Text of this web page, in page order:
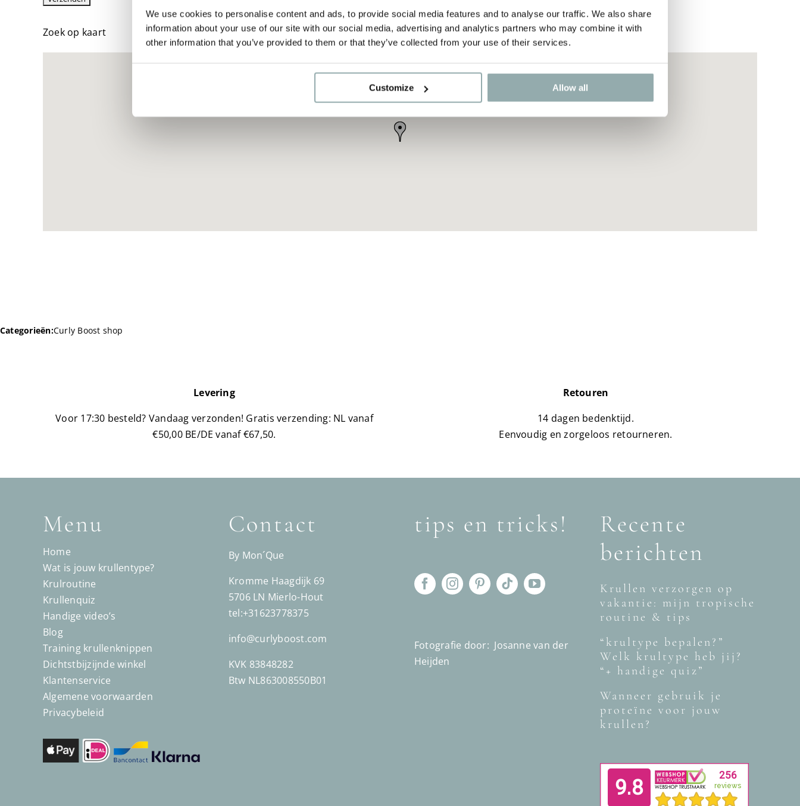
We use cookies to personalise content and ads, to provide social media features and to analyse our traffic. We also share
information about your use of our site with our social media, advertising and analytics partners who may combine it with
other information that you’ve provided to them or that they’ve collected from your use of their services.
Customize Allow all
Zoek op kaart
Categorieën:Curly Boost shop
Levering
Voor 17:30 besteld? Vandaag verzonden! Gratis verzending: NL vanaf
€50,00 BE/DE vanaf €67,50.
Retouren
14 dagen bedenktijd.
Eenvoudig en zorgeloos retourneren.
Menu
Home
Wat is jouw krullentype?
Krulroutine
Krullenquiz
Handige video’s
Blog
Training krullenknippen
Dichtstbijzijnde winkel
Klantenservice
Algemene voorwaarden
Privacybeleid
Contact
By Mon´Que
Kromme Haagdijk 69
5706 LN Mierlo-Hout
tel:+31623778375
info@curlyboost.com
KVK 83848282
Btw NL863008550B01
tips en tricks!
Fotografie door: Josanne van der
Heijden
Recente
berichten
Krullen verzorgen op
vakantie: mijn tropische
routine & tips
“krultype bepalen?”
Welk krultype heb jij?
“+ handige quiz”
Wanneer gebruik je
proteïne voor jouw
krullen?